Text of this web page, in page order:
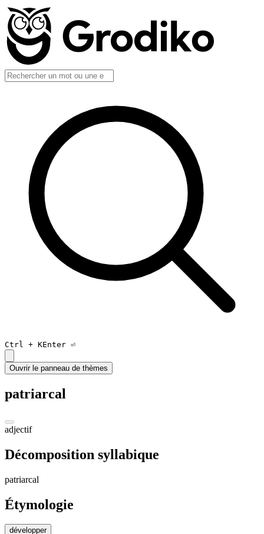
Ctrl + KEnter ⏎
Ouvrir le panneau de thèmes
patriarcal
adjectif
Décomposition syllabique
patriarcal
Étymologie
développer